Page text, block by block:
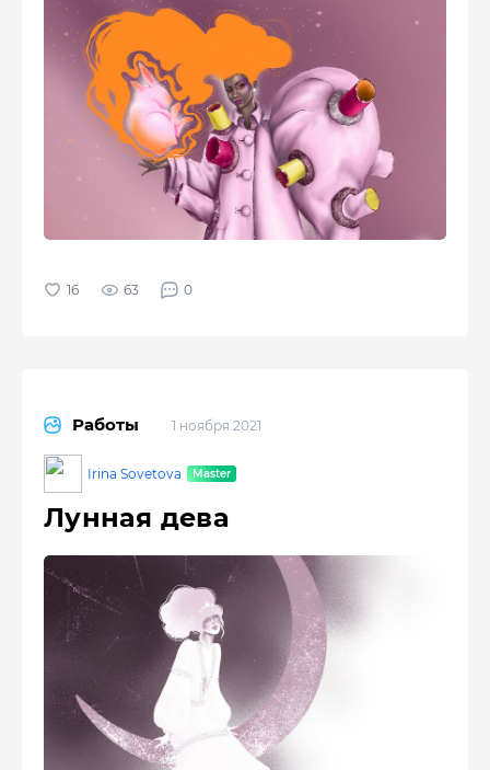
63 0
Работы 1 ноября 2021
Irina Sovetova
Лунная дева